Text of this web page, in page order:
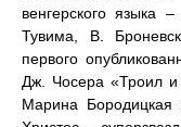
венгерского
Тувима, В.
первого
Дж. Чосера «Троил
Марина Бородицкая